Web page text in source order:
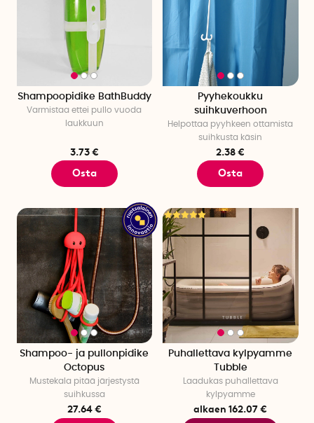
Shampoopidike BathBuddy
Varmistaa ettei pullo vuoda
laukkuun
3.73 €
Osta
Pyyhekoukku
suihkuverhoon
Helpottaa pyyhkeen ottamista
suihkusta käsin
2.38 €
Osta
Shampoo- ja pullonpidike
Octopus
Mustekala pitää järjestystä
suihkussa
27.64 €
Puhallettava kylpyamme
Tubble
Laadukas puhallettava
kylpyamme
alkaen 162.07 €